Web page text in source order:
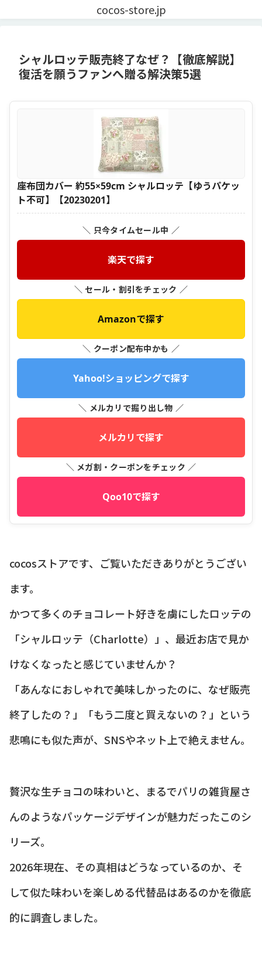
cocos-store.jp
シャルロッテ販売終了なぜ？【徹底解説】
復活を願うファンへ贈る解決策5選
座布団カバー 約55×59cm シャルロッテ【ゆうパケッ
ト不可】【20230201】
＼ 只今タイムセール中 ／
楽天で探す
＼ セール・割引をチェック ／
Amazonで探す
＼ クーポン配布中かも ／
Yahoo!ショッピングで探す
＼ メルカリで掘り出し物 ／
メルカリで探す
＼ メガ割・クーポンをチェック ／
Qoo10で探す
cocosストアです、ご覧いただきありがとうござい
ます。
かつて多くのチョコレート好きを虜にしたロッテの
「シャルロッテ（Charlotte）」、最近お店で見か
けなくなったと感じていませんか？
「あんなにおしゃれで美味しかったのに、なぜ販売
終了したの？」「もう二度と買えないの？」という
悲鳴にも似た声が、SNSやネット上で絶えません。
贅沢な生チョコの味わいと、まるでパリの雑貨屋さ
んのようなパッケージデザインが魅力だったこのシ
リーズ。
2026年現在、その真相はどうなっているのか、そ
して似た味わいを楽しめる代替品はあるのかを徹底
的に調査しました。